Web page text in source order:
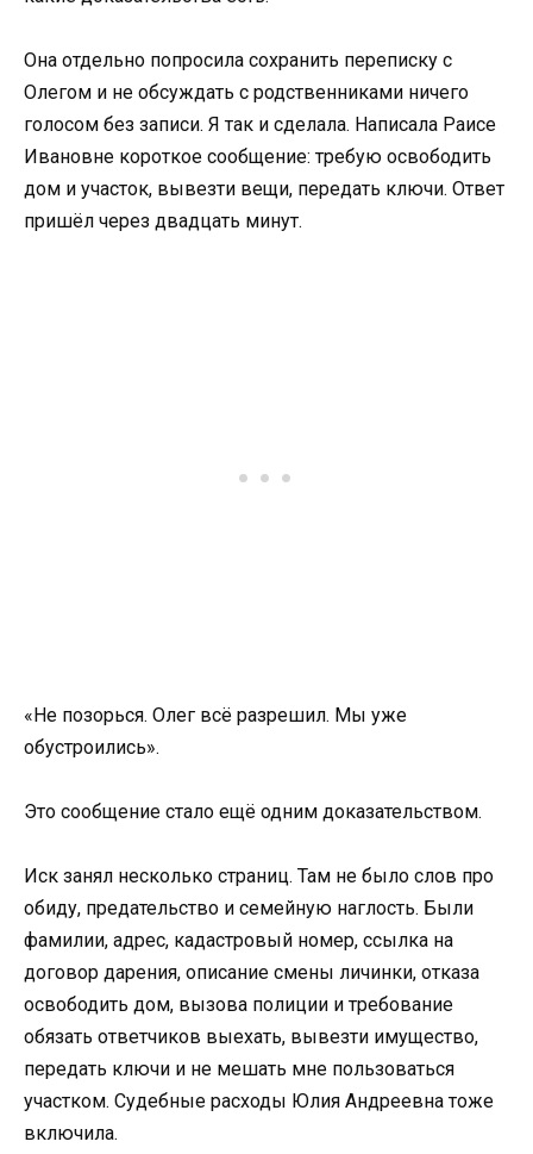
Она отдельно попросила сохранить переписку с
Олегом и не обсуждать с родственниками ничего
голосом без записи. Я так и сделала. Написала Раисе
Ивановне короткое сообщение: требую освободить
дом и участок, вывезти вещи, передать ключи. Ответ
пришёл через двадцать минут.
«Не позорься. Олег всё разрешил. Мы уже
обустроились».
Это сообщение стало ещё одним доказательством.
Иск занял несколько страниц. Там не было слов про
обиду, предательство и семейную наглость. Были
фамилии, адрес, кадастровый номер, ссылка на
договор дарения, описание смены личинки, отказа
освободить дом, вызова полиции и требование
обязать ответчиков выехать, вывезти имущество,
передать ключи и не мешать мне пользоваться
участком. Судебные расходы Юлия Андреевна тоже
включила.